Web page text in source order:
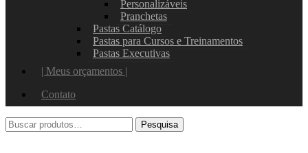
Personalizáveis
Pranchetas
Pastas Catálogo
Pastas para Cursos e Treinamentos
Pastas Executivas
| Meus orçamentos |
Contato